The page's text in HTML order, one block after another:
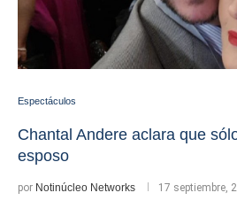
Espectáculos
Chantal Andere aclara que
esposo
por Notinúcleo Networks 17 septiembre,